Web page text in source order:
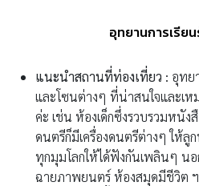
อุทยานการเรีย
แนะนำสถานที่ท่องเที่ยว : อุทย
และโซนต่างๆ ที่น่าสนใจและเ
ค่ะ เช่น ห้องเด็กซึ่งรวบรวมหนั
ดนตรีก็มีเครื่องดนตรีต่างๆ ให้ลู
ทุกมุมโลกให้ได้ฟังกันเพลินๆ น
ฉายภาพยนตร์ ห้องสมุดมีชีวิต ฯ